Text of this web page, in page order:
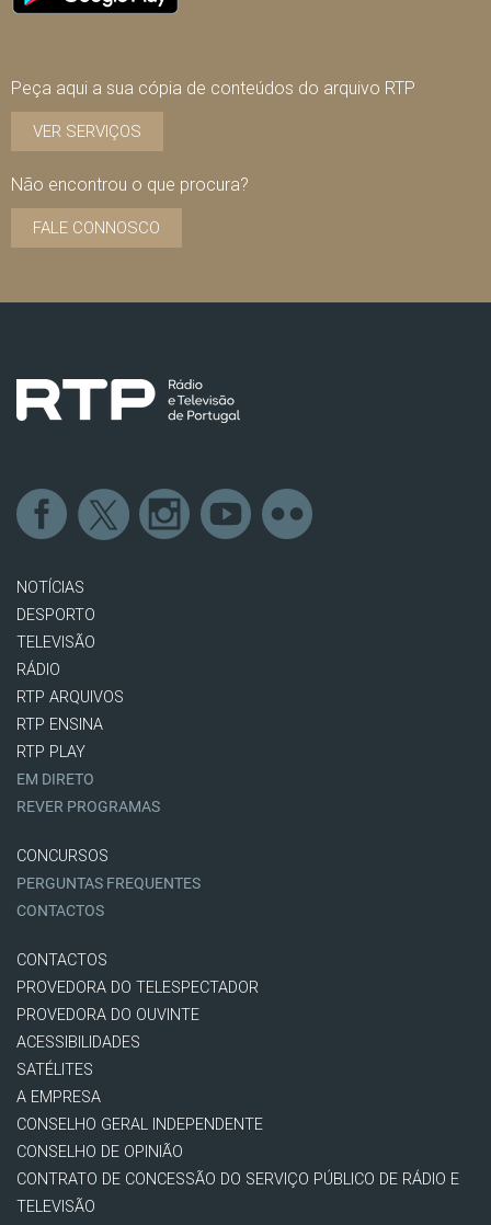
Peça aqui a sua cópia de conteúdos do arquivo RTP
VER SERVIÇOS
Não encontrou o que procura?
FALE CONNOSCO
NOTÍCIAS
DESPORTO
TELEVISÃO
RÁDIO
RTP ARQUIVOS
RTP ENSINA
RTP PLAY
EM DIRETO
REVER PROGRAMAS
CONCURSOS
PERGUNTAS FREQUENTES
CONTACTOS
CONTACTOS
PROVEDORA DO TELESPECTADOR
PROVEDORA DO OUVINTE
ACESSIBILIDADES
SATÉLITES
A EMPRESA
CONSELHO GERAL INDEPENDENTE
CONSELHO DE OPINIÃO
CONTRATO DE CONCESSÃO DO SERVIÇO PÚBLICO DE RÁDIO E
TELEVISÃO